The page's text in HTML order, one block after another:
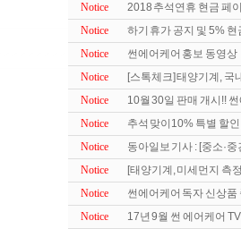
Notice
2018 추석연휴 현금 페
Notice
하기 휴가 공지 및 5%
Notice
썬에어케어 홍보 동영상
Notice
[스톡체크] 태양기계, 국
Notice
10월 30일 판매 개시!!
Notice
추석 맞이10% 특별 할
Notice
동아일보 기사 : [중소·
Notice
[태양기계, 미세먼지 측
Notice
썬에어케어 독자 신상
Notice
17년 9월 썬 에어케어